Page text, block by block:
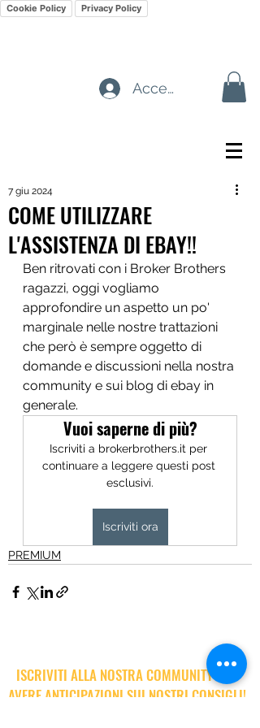
Cookie Policy Privacy Policy
Accedi
COME UTILIZZARE
L'ASSISTENZA DI EBAY!!
7 giu 2024
Ben ritrovati con i Broker Brothers
ragazzi, oggi vogliamo
approfondire un aspetto un po'
marginale nelle nostre trattazioni
che però è sempre oggetto di
domande e discussioni nella nostra
community e sui blog di ebay in
generale.
Vuoi saperne di più?
Iscriviti a brokerbrothers.it per
continuare a leggere questi post
esclusivi.
Iscriviti ora
PREMIUM
ISCRIVITI ALLA NOSTRA COMMUNITY PER
AVERE ANTICIPAZIONI SUI NOSTRI CONSIGLI!